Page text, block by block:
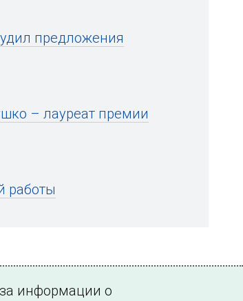
предложения
– лауреат премии
работы
информации о